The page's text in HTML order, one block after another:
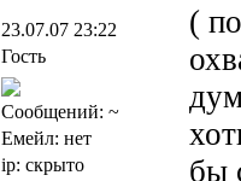
23.07.07 23:22
Гость
Сообщений: ~
Емейл: нет
ip: скрыто
(
бы